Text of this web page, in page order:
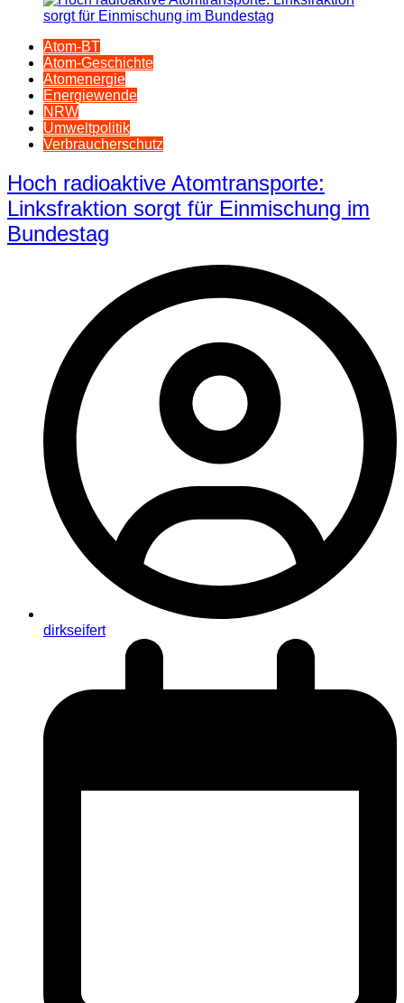
Atom-BT
Atom-Geschichte
Atomenergie
Energiewende
NRW
Umweltpolitik
Verbraucherschutz
Hoch radioaktive Atomtransporte:
Linksfraktion sorgt für Einmischung im
Bundestag
dirkseifert